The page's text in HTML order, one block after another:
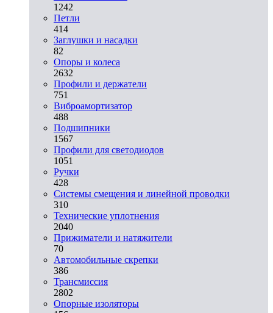
1242
Петли
414
Заглушки и насадки
82
Опоры и колеса
2632
Профили и держатели
751
Виброамортизатор
488
Подшипники
1567
Профили для светодиодов
1051
Ручки
428
Системы смещения и линейной проводки
310
Технические уплотнения
2040
Прижиматели и натяжители
70
Автомобильные скрепки
386
Трансмиссия
2802
Опорные изоляторы